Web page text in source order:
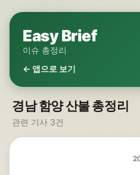
Easy Brief
이슈 총정리
← 앱으로 보기
경남 함양 산불 총정리
관련 기사 3건